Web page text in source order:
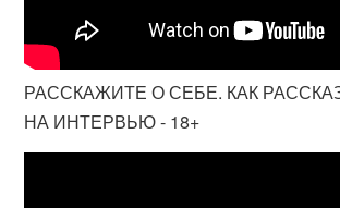
РАССКАЖИТЕ О СЕБЕ. КАК
НА ИНТЕРВЬЮ - 18+